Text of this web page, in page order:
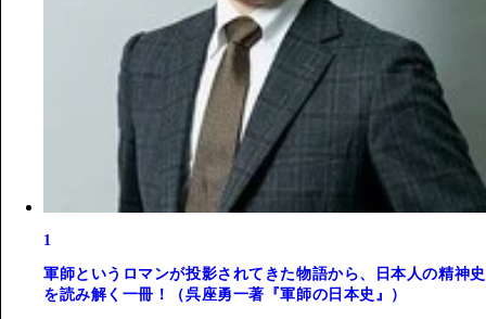
1
軍師というロマンが投影されてきた物語から、日本人の精神史
を読み解く一冊！（呉座勇一著『軍師の日本史』）